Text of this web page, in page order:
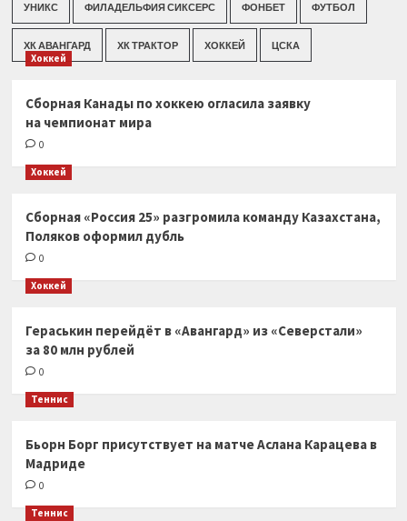
УНИКС ФИЛАДЕЛЬФИЯ СИКСЕРС ФОНБЕТ ФУТБОЛ
ХК АВАНГАРД ХК ТРАКТОР ХОККЕЙ ЦСКА
Хоккей
Сборная Канады по хоккею огласила заявку
на чемпионат мира
0
Хоккей
Сборная «Россия 25» разгромила команду Казахстана,
Поляков оформил дубль
0
Хоккей
Гераськин перейдёт в «Авангард» из «Северстали»
за 80 млн рублей
0
Теннис
Бьорн Борг присутствует на матче Аслана Карацева в
Мадриде
0
Теннис